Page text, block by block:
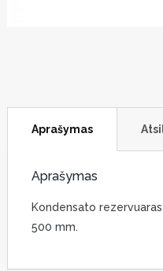
Aprašymas
Aprašymas
Kondensato
500 mm.